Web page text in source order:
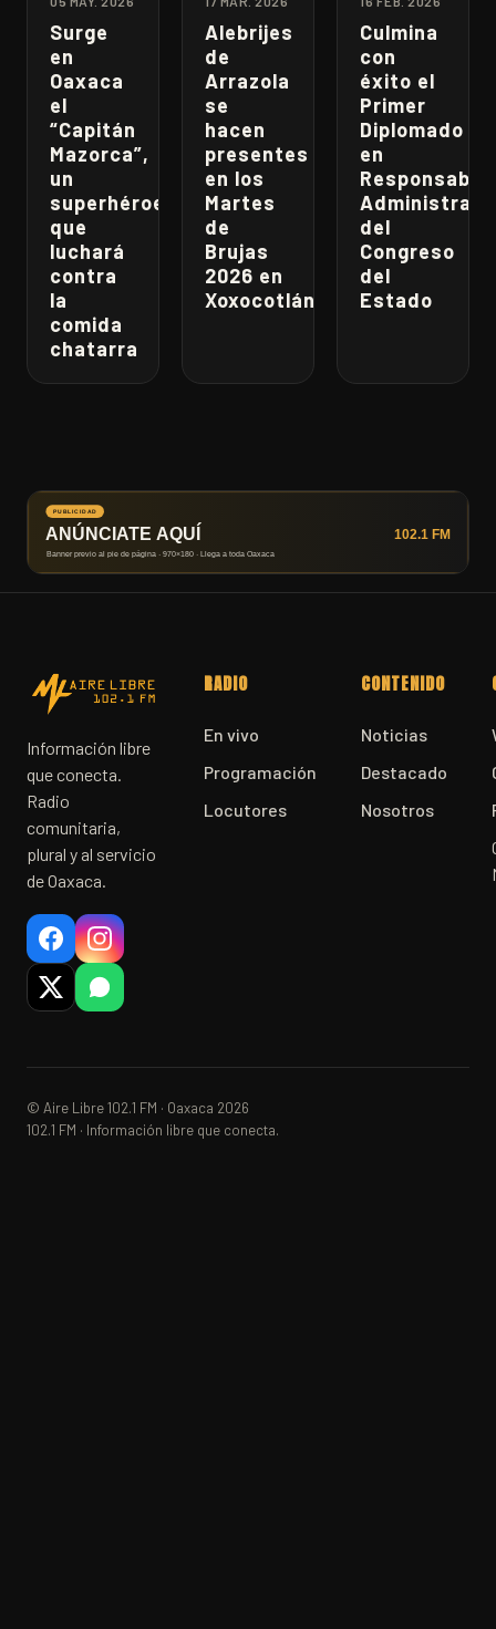
Surge
en
Oaxaca
el
“Capitán
Mazorca”,
un
superhéroe
que
luchará
contra
la
comida
chatarra
Alebrijes
de
Arrazola
se
hacen
presentes
en los
Martes
de
Brujas
2026 en
Xoxocotlán
Culmina
con
éxito el
Primer
Diplomado
en
del
Congreso
del
Estado
Información libre
que conecta.
Radio
comunitaria,
plural y al servicio
de Oaxaca.
RADIO
En vivo
Programación
Locutores
CONTENIDO
Noticias
Destacado
Nosotros
© Aire Libre 102.1 FM · Oaxaca 2026
102.1 FM · Información libre que conecta.